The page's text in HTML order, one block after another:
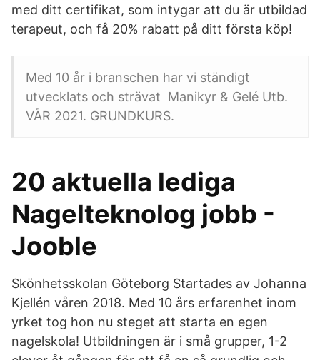
med ditt certifikat, som intygar att du är utbildad
terapeut, och få 20% rabatt på ditt första köp!
Med 10 år i branschen har vi ständigt
utvecklats och strävat Manikyr & Gelé Utb.
VÅR 2021. GRUNDKURS.
20 aktuella lediga
Nagelteknolog jobb -
Jooble
Skönhetsskolan Göteborg Startades av Johanna
Kjellén våren 2018. Med 10 års erfarenhet inom
yrket tog hon nu steget att starta en egen
nagelskola! Utbildningen är i små grupper, 1-2